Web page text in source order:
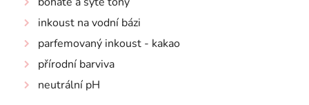
inkoust na vodní bázi
parfemovaný inkoust - kakao
přírodní barviva
neutrální pH